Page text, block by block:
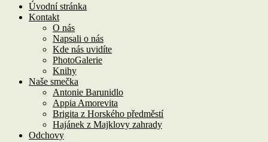
Úvodní stránka
Kontakt
O nás
Napsali o nás
Kde nás uvidíte
PhotoGalerie
Knihy
Naše smečka
Antonie Barunidlo
Appia Amorevita
Brigita z Horského předměstí
Hajánek z Majklovy zahrady
Odchovy